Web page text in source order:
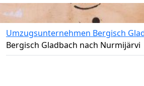
Umzugsunternehmen Bergisch
Bergisch Gladbach nach Nurmijärvi